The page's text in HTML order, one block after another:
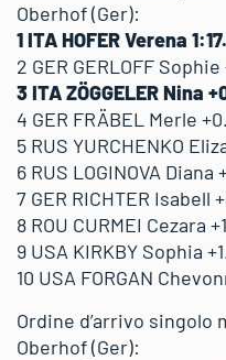
Oberhof (Ger):
1 ITA HOFER Verena
2 GER GERLOFF
3 ITA ZÖGGELER Nina
4 GER FRÄBEL Merle
5 RUS YURCHENKO
6 RUS LOGINOVA Diana
7 GER RICHTER Isabell
8 ROU CURMEI Cezara
9 USA KIRKBY Sophia
10 USA FORGAN
Ordine d’arrivo singolo
Oberhof (Ger):